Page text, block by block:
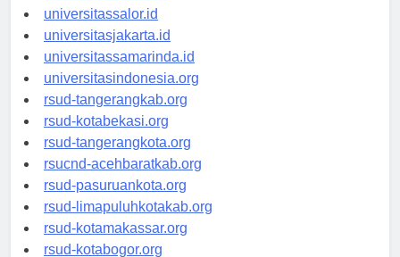
universitaswalesi.id
universitassalor.id
universitasjakarta.id
universitassamarinda.id
universitasindonesia.org
rsud-tangerangkab.org
rsud-kotabekasi.org
rsud-tangerangkota.org
rsucnd-acehbaratkab.org
rsud-pasuruankota.org
rsud-limapuluhkotakab.org
rsud-kotamakassar.org